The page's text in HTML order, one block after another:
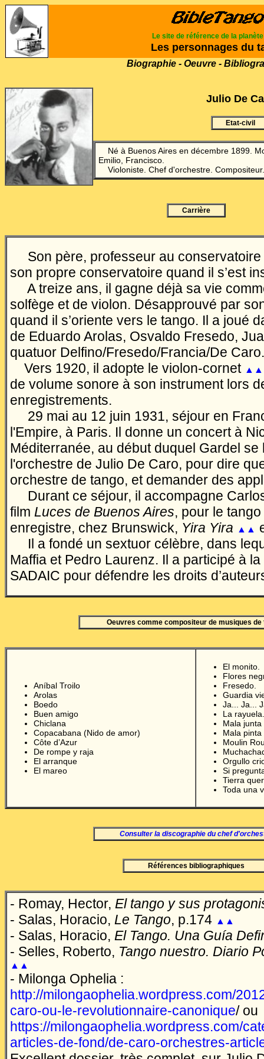
Le site de référence de la planète
Les personnages du
Biographie - Oeuvre -
Julio De
Etat-civil
Né à Buenos Aires en décembre 1899.
Emilio, Francisco.
Violoniste. Chef d'orchestre. Compositeur.
Carrière
Son père, professeur au conservatoire
son propre conservatoire quand il s’est
A treize ans, il gagne déjà sa vie
solfège et de violon. Désapprouvé par
quand il s’oriente vers le tango. Il a joué
de Eduardo Arolas, Osvaldo Fresedo,
quatuor Delfino/Fresedo/Francia/De Caro.
Vers 1920, il adopte le violon-cornet ▲▲
de volume sonore à son instrument lors
enregistrements.
29 mai au 12 juin 1931, séjour en
l'Empire, à Paris. Il donne un concert à
Méditerranée, au début duquel Gardel
l'orchestre de Julio De Caro, pour dire
orchestre de tango, et demander des
Durant ce séjour, il accompagne
film Luces de Buenos Aires, pour le tango
enregistre, chez Brunswick, Yira Yira ▲▲
Il a fondé un sextuor célèbre, dans
Maffia et Pedro Laurenz. Il a participé à
SADAIC pour défendre les droits
Oeuvres comme compositeur de musiques de
Aníbal Troilo
Arolas
Boedo
Buen amigo
Chiclana
Copacabana (Nido de amor)
Côte d’Azur
De rompe y raja
El arranque
El mareo
El monito.
Flores
Fresedo.
Guardia
Ja... Ja...
La rayuela.
Mala
Mala
Moulin
Orgullo
Si
Tierra
Toda una
Consulter la discographie du chef
Références bibliographiques
- Romay, Hector, El tango y sus
- Salas, Horacio, Le Tango, p.174 ▲▲
- Salas, Horacio, El Tango. Una Guía
- Selles, Roberto, Tango nuestro. Diario
▲▲
- Milonga Ophelia :
http://milongaophelia.wordpress.com/
caro-ou-le-revolutionnaire-canonique/ ou
https://milongaophelia.wordpress.com/
articles-de-fond/de-caro-orchestres-